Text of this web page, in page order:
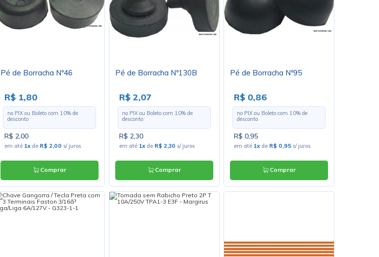
Pé de Borracha Nº46
R$ 1,80
no PIX ou Boleto com 10% de
desconto
R$ 2,00
em até 1x de R$ 2,00 s/ juros
Comprar
Pé de Borracha Nº130B
R$ 2,07
no PIX ou Boleto com 10% de
desconto
R$ 2,30
em até 1x de R$ 2,30 s/ juros
Comprar
Pé de Borracha Nº95
R$ 0,86
no PIX ou Boleto com 10% de
desconto
R$ 0,95
em até 1x de R$ 0,95 s/ juros
Comprar